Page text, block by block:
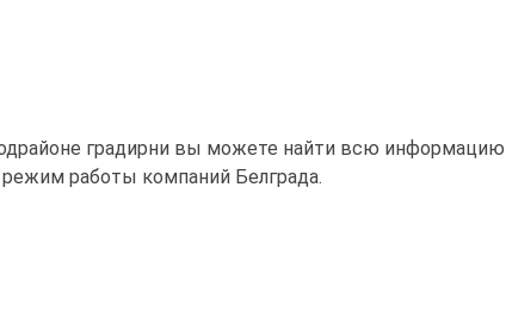
градирни вы можете найти всю информацию
работы компаний Белграда.